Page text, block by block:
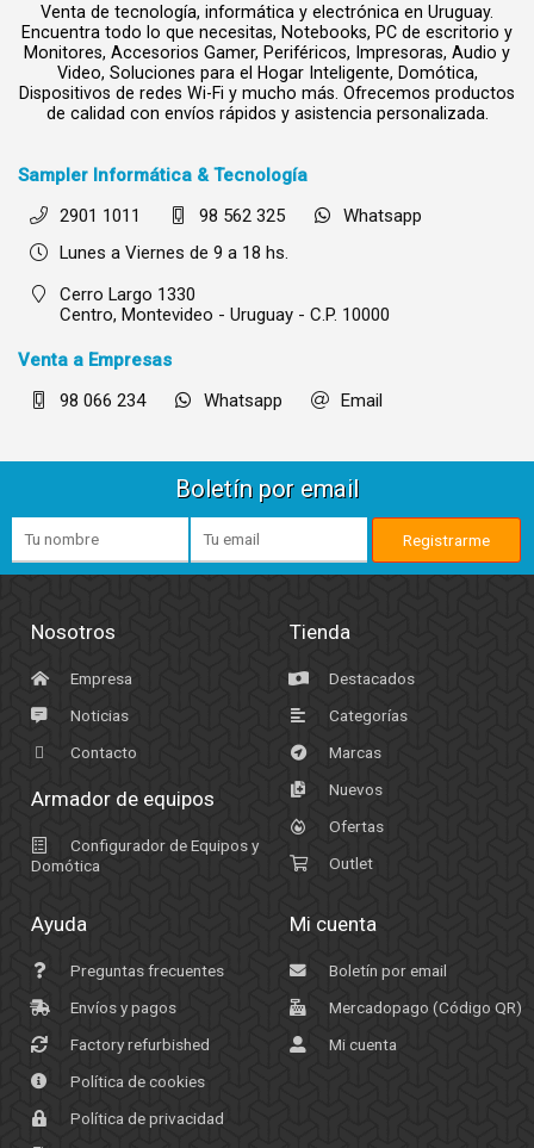
Venta de tecnología, informática y electrónica en Uruguay.
Encuentra todo lo que necesitas, Notebooks, PC de escritorio y
Monitores, Accesorios Gamer, Periféricos, Impresoras, Audio y
Video, Soluciones para el Hogar Inteligente, Domótica,
Dispositivos de redes Wi-Fi y mucho más. Ofrecemos productos
de calidad con envíos rápidos y asistencia personalizada.
Sampler Informática & Tecnología
2901 1011
98 562 325
Whatsapp
Lunes a Viernes de 9 a 18 hs.
Cerro Largo 1330
Centro, Montevideo - Uruguay - C.P. 10000
Venta a Empresas
98 066 234
Whatsapp Email
Boletín por email
Nosotros
Empresa
Noticias
Contacto
Armador de equipos
Configurador de Equipos y
Domótica
Tienda
Destacados
Categorías
Marcas
Nuevos
Ofertas
Outlet
Ayuda
Preguntas frecuentes
Envíos y pagos
Factory refurbished
Política de cookies
Política de privacidad
Mi cuenta
Boletín por email
Mercadopago (Código QR)
Mi cuenta